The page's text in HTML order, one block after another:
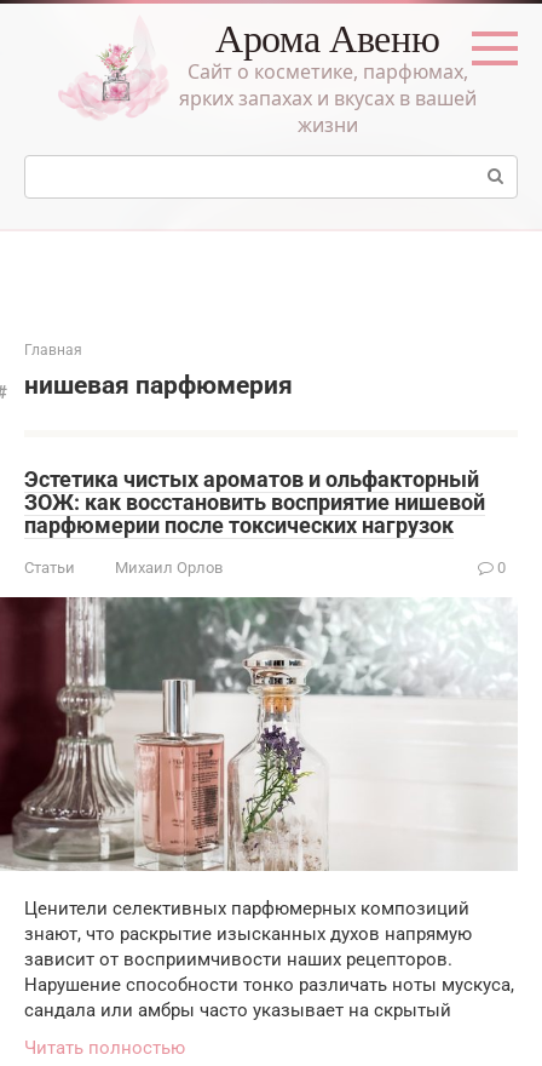
Перейти
Арома Авеню
Сайт о косметике, парфюмах,
ярких запахах и вкусах в вашей
жизни
Поиск:
Главная
нишевая парфюмерия
Эстетика чистых ароматов и ольфакторный
ЗОЖ: как восстановить восприятие нишевой
парфюмерии после токсических нагрузок
Статьи Михаил Орлов 0
Ценители селективных парфюмерных композиций
знают, что раскрытие изысканных духов напрямую
зависит от восприимчивости наших рецепторов.
Нарушение способности тонко различать ноты мускуса,
сандала или амбры часто указывает на скрытый
Читать полностью